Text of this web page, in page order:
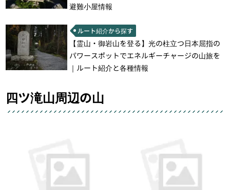
避難小屋情報
ルート紹介から探す
【霊山・御岩山を登る】光の柱立つ日本屈指の
パワースポットでエネルギーチャージの山旅を
｜ルート紹介と各種情報
四ツ滝山周辺の山